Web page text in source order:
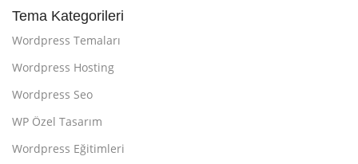
Tema Kategorileri
Wordpress Temaları
Wordpress Hosting
Wordpress Seo
WP Özel Tasarım
Wordpress Eğitimleri